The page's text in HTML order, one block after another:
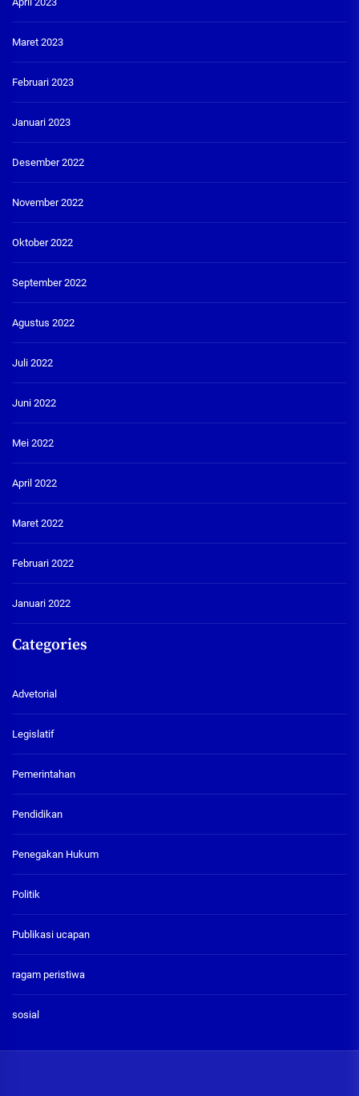
Maret 2023
Februari 2023
Januari 2023
Desember 2022
November 2022
Oktober 2022
September 2022
Agustus 2022
Juli 2022
Juni 2022
Mei 2022
April 2022
Maret 2022
Februari 2022
Januari 2022
Categories
Advetorial
Legislatif
Pemerintahan
Pendidikan
Penegakan Hukum
Politik
Publikasi ucapan
ragam peristiwa
sosial